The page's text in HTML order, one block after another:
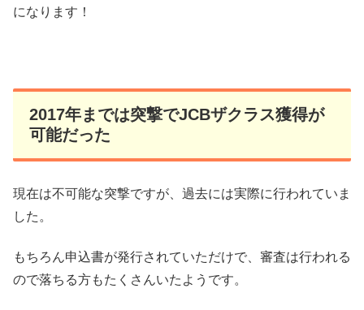
になります！
2017年までは突撃でJCBザクラス獲得が
可能だった
現在は不可能な突撃ですが、過去には実際に行われていま
した。
もちろん申込書が発行されていただけで、審査は行われる
ので落ちる方もたくさんいたようです。